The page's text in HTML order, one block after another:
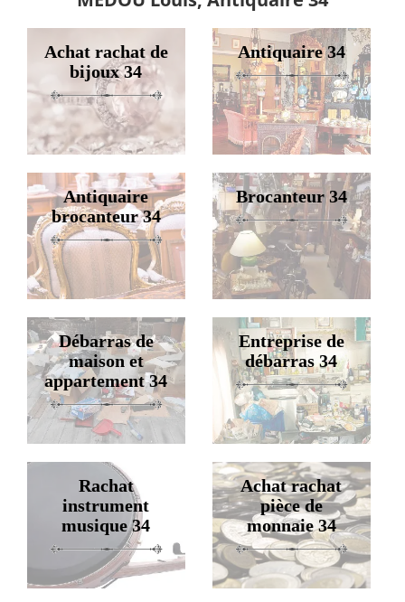
Achat rachat de
bijoux 34
Antiquaire 34
Antiquaire
brocanteur 34
Brocanteur 34
Débarras de
maison et
appartement 34
Entreprise de
débarras 34
Rachat
instrument
musique 34
Achat rachat
pièce de
monnaie 34